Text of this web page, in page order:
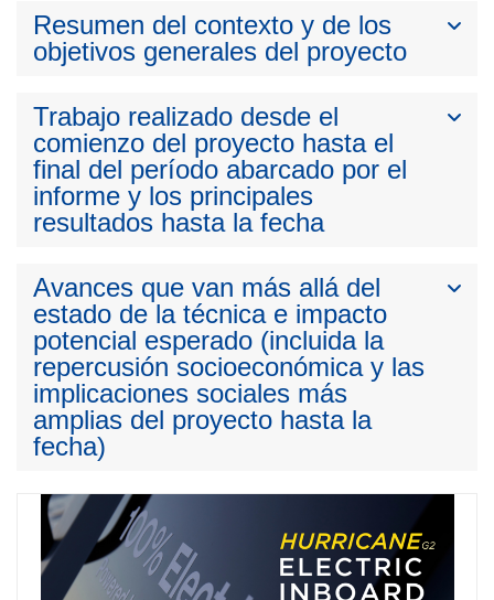
Resumen del contexto y de los
objetivos generales del proyecto
Trabajo realizado desde el
comienzo del proyecto hasta el
final del período abarcado por el
informe y los principales
resultados hasta la fecha
Avances que van más allá del
estado de la técnica e impacto
potencial esperado (incluida la
repercusión socioeconómica y las
implicaciones sociales más
amplias del proyecto hasta la
fecha)